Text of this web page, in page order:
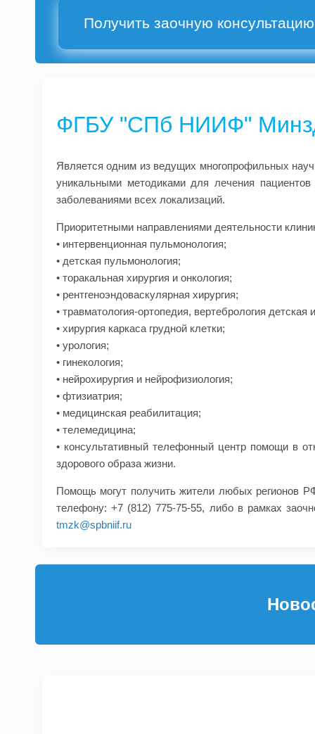
Получить заочную консультацию
ФГБУ "СПб НИИФ"
Является одним из ведущих многопрофильных
уникальными методиками для лечения
заболеваниями всех локализаций.
Приоритетными направлениями деятельности
• интервенционная пульмонология;
• детская пульмонология;
• торакальная хирургия и онкология;
• рентгеноэндоваскулярная хирургия;
• травматология-ортопедия, вертебрология детская
• хирургия каркаса грудной клетки;
• урология;
• гинекология;
• нейрохирургия и нейрофизиология;
• фтизиатрия;
• медицинская реабилитация;
• телемедицина;
• консультативный телефонный центр помощи в
здорового образа жизни.
Помощь могут получить жители любых регионов
телефону: +7 (812) 775-75-55, либо в рамках
tmzk@spbniif.ru